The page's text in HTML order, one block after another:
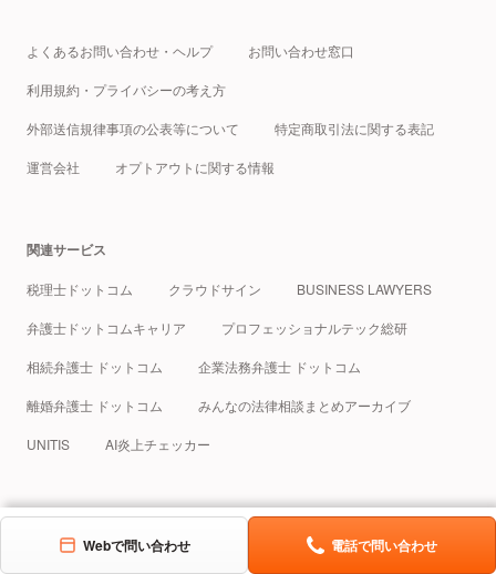
Webで問い合わせ 電話で問い合わせ
よくあるお問い合わせ・ヘルプ お問い合わせ窓口
利用規約・プライバシーの考え方
外部送信規律事項の公表等について 特定商取引法に関する表記
運営会社 オプトアウトに関する情報
関連サービス
税理士ドットコム クラウドサイン BUSINESS LAWYERS
弁護士ドットコムキャリア プロフェッショナルテック総研
相続弁護士 ドットコム 企業法務弁護士 ドットコム
離婚弁護士 ドットコム みんなの法律相談まとめアーカイブ
UNITIS AI炎上チェッカー